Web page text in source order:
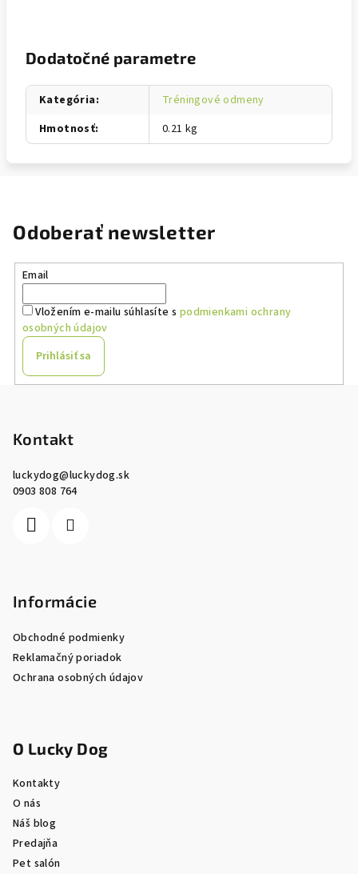
Dodatočné parametre
Kategória:
Tréningové odmeny
Hmotnosť: 0.21 kg
Odoberať newsletter
Email
Vložením e-mailu súhlasíte s podmienkami ochrany
osobných údajov
Prihlásiť sa
Kontakt
luckydog@luckydog.sk
0903 808 764
Informácie
Obchodné podmienky
Reklamačný poriadok
Ochrana osobných údajov
O Lucky Dog
Kontakty
O nás
Náš blog
Predajňa
Pet salón